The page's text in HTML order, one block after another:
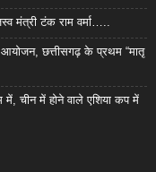
मंत्री टंक राम वर्मा…..
आयोजन, छत्तीसगढ़ के प्रथम “मातृ
में, चीन में होने वाले एशिया कप में